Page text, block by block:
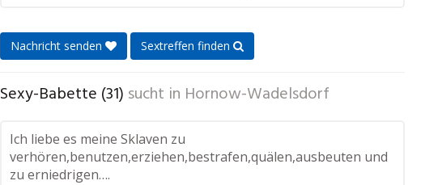
Nachricht senden Sextreffen finden
Sexy-Babette (31) sucht in Hornow-Wadelsdorf
Ich liebe es meine Sklaven zu
verhören,benutzen,erziehen,bestrafen,quälen,ausbeuten und
zu erniedrigen….